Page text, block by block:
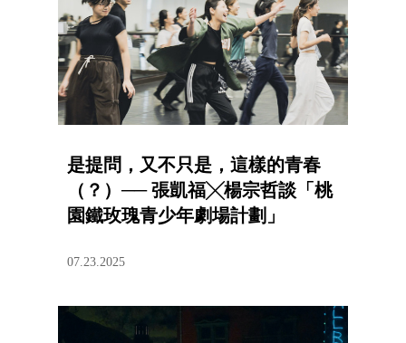
是提問，又不只是，這樣的青春
（？）── 張凱福╳楊宗哲談「桃
園鐵玫瑰青少年劇場計劃」
07.23.2025